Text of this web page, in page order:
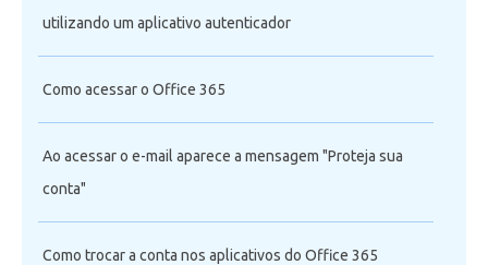
utilizando um aplicativo autenticador
Como acessar o Office 365
Ao acessar o e-mail aparece a mensagem "Proteja sua
conta"
Como trocar a conta nos aplicativos do Office 365